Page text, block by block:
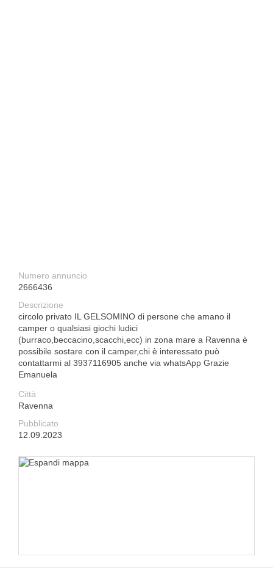
Numero annuncio
2666436
Descrizione
circolo privato IL GELSOMINO di persone che amano il
camper o qualsiasi giochi ludici
(burraco,beccacino,scacchi,ecc) in zona mare a Ravenna è
possibile sostare con il camper,chi è interessato può
contattarmi al 3937116905 anche via whatsApp Grazie
Emanuela
Città
Ravenna
Pubblicato
12.09.2023